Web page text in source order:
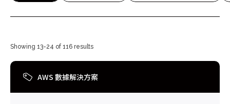
Showing 13-24 of 116 results
AWS 數據解決方案